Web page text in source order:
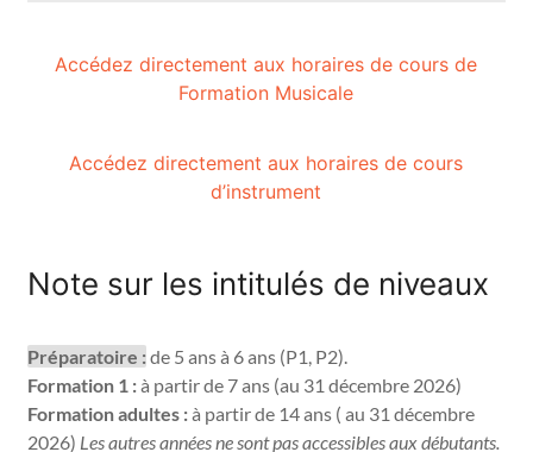
Accédez directement aux horaires de cours de
Formation Musicale
Accédez directement aux horaires de cours
d’instrument
Note sur les intitulés de niveaux
Préparatoire : de 5 ans à 6 ans (P1, P2).
Formation 1 : à partir de 7 ans (au 31 décembre 2026)
Formation adultes : à partir de 14 ans ( au 31 décembre
2026) Les autres années ne sont pas accessibles aux débutants.